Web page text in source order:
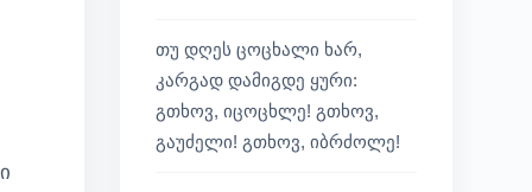
თუ დღეს ცოცხალი ხარ,
კარგად დამიგდე ყური:
გთხოვ, იცოცხლე! გთხოვ,
გაუძელი! გთხოვ, იბრძოლე!